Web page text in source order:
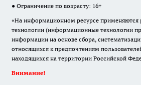
● Ограничение по возрасту: 16+
«На информационном ресурсе применяются
технологии (информационные технологии
информации на основе сбора,
относящихся к предпочтениям
находящихся на территории Российской
Внимание!